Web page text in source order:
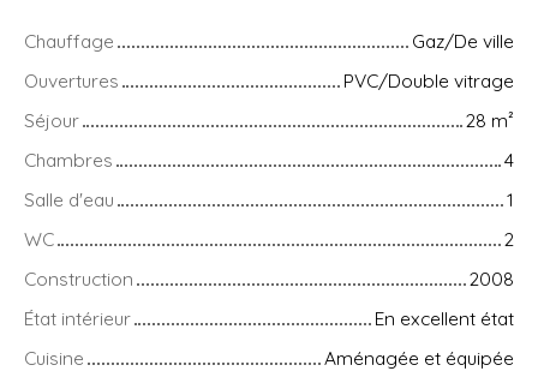
Chauffage
Gaz/De ville
Ouvertures
PVC/Double vitrage
Séjour
28 m²
Chambres
4
Salle d'eau
1
WC
2
Construction
2008
État intérieur
En excellent état
Cuisine
Aménagée et équipée